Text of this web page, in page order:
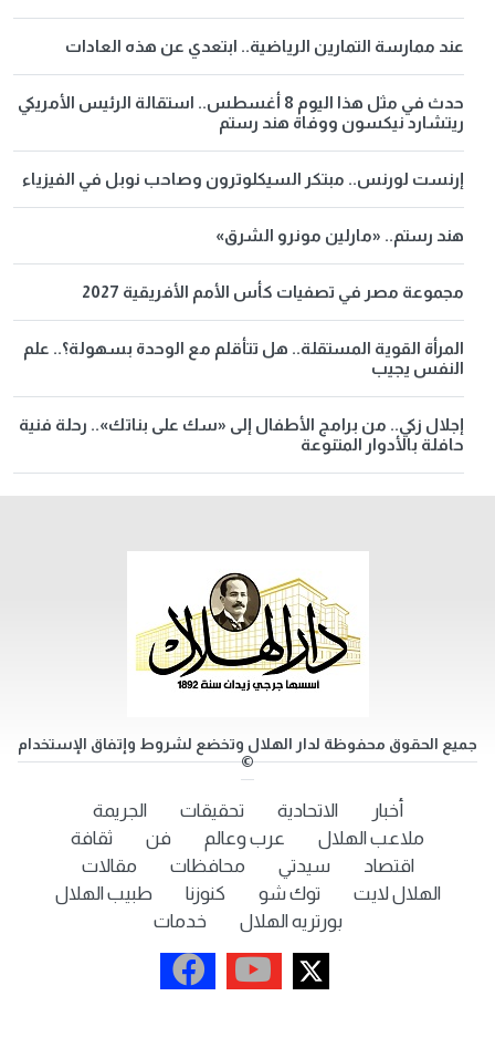
عند ممارسة التمارين الرياضية.. ابتعدي عن هذه العادات
حدث في مثل هذا اليوم 8 أغسطس.. استقالة الرئيس الأمريكي
ريتشارد نيكسون ووفاة هند رستم
إرنست لورنس.. مبتكر السيكلوترون وصاحب نوبل في الفيزياء
هند رستم.. «مارلين مونرو الشرق»
مجموعة مصر في تصفيات كأس الأمم الأفريقية 2027
المرأة القوية المستقلة.. هل تتأقلم مع الوحدة بسهولة؟.. علم
النفس يجيب
إجلال زكي.. من برامج الأطفال إلى «سك على بناتك».. رحلة فنية
حافلة بالأدوار المتنوعة
جميع الحقوق محفوظة لدار الهلال وتخضع لشروط وإتفاق الإستخدام
©
أخبار الاتحادية تحقيقات
الجريمة
ملاعب الهلال
عرب وعالم فن
ثقافة
اقتصاد
سيدتي محافظات
مقالات
الهلال لايت
توك شو كنوزنا
طبيب الهلال
بورتريه الهلال
خدمات